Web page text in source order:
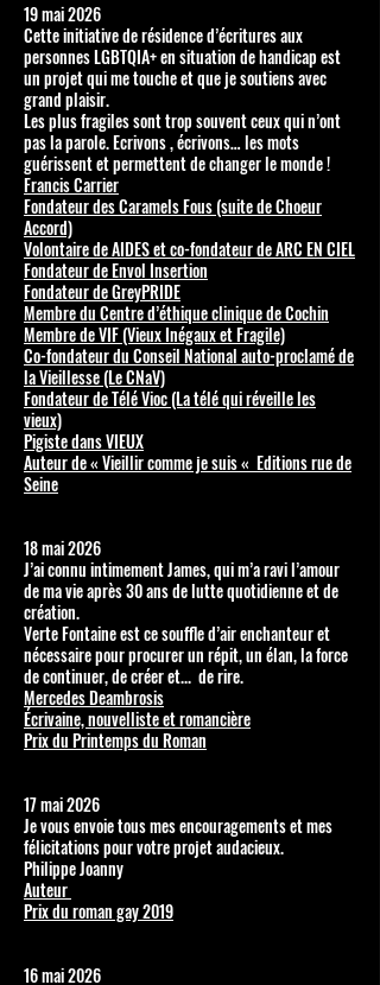
19 mai 2026
Cette initiative de résidence d’écritures aux
personnes LGBTQIA+ en situation de handicap est
un projet qui me touche et que je soutiens avec
grand plaisir.
Les plus fragiles sont trop souvent ceux qui n’ont
pas la parole. Ecrivons , écrivons… les mots
guérissent et permettent de changer le monde !
Francis Carrier
Fondateur des Caramels Fous (suite de Choeur
Accord)
Volontaire de AIDES et co-fondateur de ARC EN CIEL
Fondateur de Envol Insertion
Fondateur de GreyPRIDE
Membre du Centre d’éthique clinique de Cochin
Membre de VIF (Vieux Inégaux et Fragile)
Co-fondateur du Conseil National auto-proclamé de
la Vieillesse (Le CNaV)
Fondateur de Télé Vioc (La télé qui réveille les
vieux)
Pigiste dans VIEUX
Auteur de « Vieillir comme je suis « Editions rue de
Seine
18 mai 2026
J’ai connu intimement James, qui m’a ravi l’amour
de ma vie après 30 ans de lutte quotidienne et de
création.
Verte Fontaine est ce souffle d’air enchanteur et
nécessaire pour procurer un répit, un élan, la force
de continuer, de créer et... de rire.
Mercedes Deambrosis
Écrivaine, nouvelliste et romancière
Prix du Printemps du Roman
17 mai 2026
Je vous envoie tous mes encouragements et mes
félicitations pour votre projet audacieux.
Philippe Joanny
Auteur
Prix du roman gay 2019
16 mai 2026